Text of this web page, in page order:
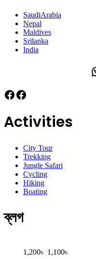
SaudiArabia
Nepal
Maldives
Srilanka
India
Facebook
Facebook
Activities
City Tour
Trekking
Jungle Safari
Cycling
Hiking
Boating
ব্লগ
1,200৳ 1,100৳